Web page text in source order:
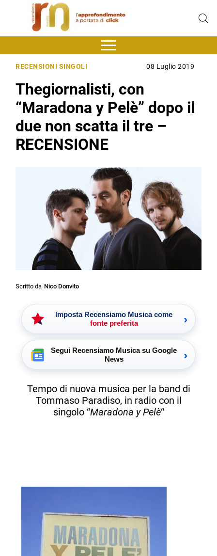
RECENSIONI SINGOLI 08 Luglio 2019
Thegiornalisti, con
“Maradona y Pelè” dopo il
due non scatta il tre –
RECENSIONE
Scritto da Nico Donvito
Imposta Recensiamo Musica come
fonte preferita
›
Segui Recensiamo Musica su Google
News
›
Tempo di nuova musica per la band di
Tommaso Paradiso, in radio con il
singolo “Maradona y Pelè“